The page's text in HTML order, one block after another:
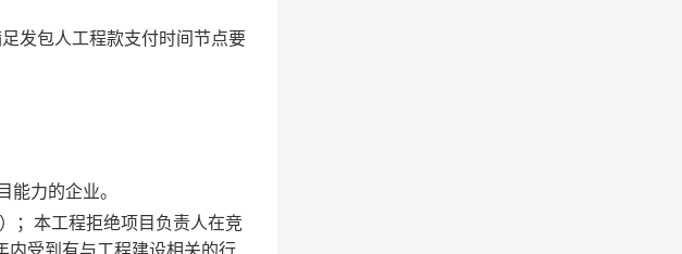
发包人工程款支付时间节点要
能力的企业。
；本工程拒绝项目负责人在竞
内受到有与工程建设相关的行